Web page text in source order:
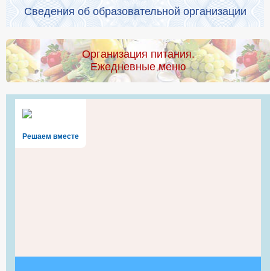
Сведения об образовательной организации
Организация питания.
Ежедневные меню
Решаем вместе